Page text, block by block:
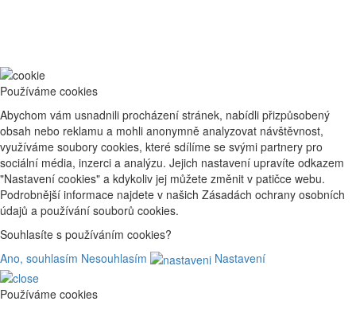
Používáme cookies
Abychom vám usnadnili procházení stránek, nabídli přizpůsobený
obsah nebo reklamu a mohli anonymně analyzovat návštěvnost,
využíváme soubory cookies, které sdílíme se svými partnery pro
sociální média, inzerci a analýzu. Jejich nastavení upravíte odkazem
"Nastavení cookies" a kdykoliv jej můžete změnit v patičce webu.
Podrobnější informace najdete v našich Zásadách ochrany osobních
údajů a používání souborů cookies.
Souhlasíte s používáním cookies?
Ano, souhlasím Nesouhlasím Nastavení
Používáme cookies